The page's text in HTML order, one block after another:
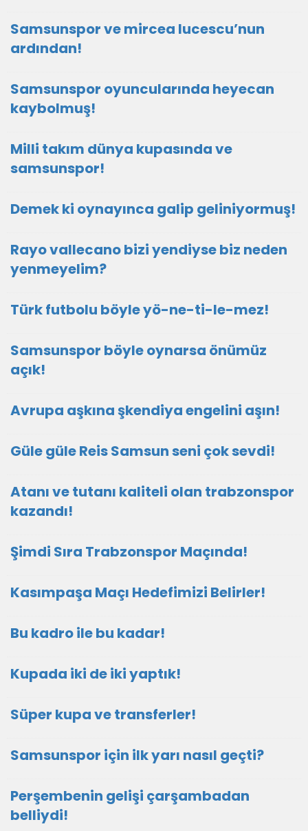
Samsunspor ve mircea lucescu’nun
ardından!
Samsunspor oyuncularında heyecan
kaybolmuş!
Milli takım dünya kupasında ve
samsunspor!
Demek ki oynayınca galip geliniyormuş!
Rayo vallecano bizi yendiyse biz neden
yenmeyelim?
Türk futbolu böyle yö-ne-ti-le-mez!
Samsunspor böyle oynarsa önümüz
açık!
Avrupa aşkına şkendiya engelini aşın!
Güle güle Reis Samsun seni çok sevdi!
Atanı ve tutanı kaliteli olan trabzonspor
kazandı!
Şimdi Sıra Trabzonspor Maçında!
Kasımpaşa Maçı Hedefimizi Belirler!
Bu kadro ile bu kadar!
Kupada iki de iki yaptık!
Süper kupa ve transferler!
Samsunspor için ilk yarı nasıl geçti?
Perşembenin gelişi çarşambadan
belliydi!